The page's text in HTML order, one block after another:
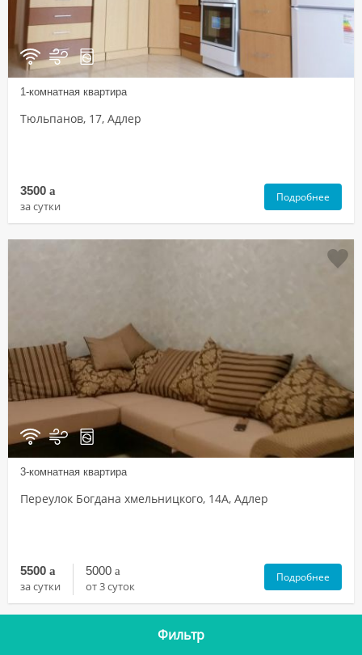
Фильтр
1-комнатная квартира
Тюльпанов, 17, Адлер
3500 a
за сутки
Подробнее
3-комнатная квартира
Переулок Богдана хмельницкого, 14А, Адлер
5500 a
за сутки
5000 a
от 3 суток
Подробнее